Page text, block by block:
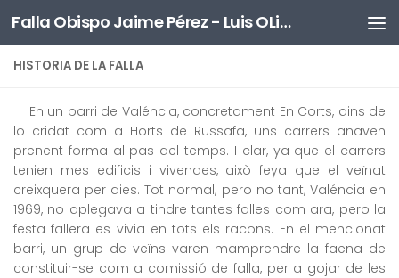
Saltar al contenido Falla Obispo Jaime Pérez - Luis OLiag
HISTORIA DE LA FALLA
En un barri de Valéncia, concretament En Corts, dins de
lo cridat com a Horts de Russafa, uns carrers anaven
prenent forma al pas del temps. I clar, ya que el carrers
tenien mes edificis i vivendes, això feya que el veïnat
creixquera per dies. Tot normal, pero no tant, Valéncia en
1969, no aplegava a tindre tantes falles com ara, pero la
festa fallera es vivia en tots els racons. En el mencionat
barri, un grup de veïns varen mamprendre la faena de
constituir-se com a comissió de falla, per a gojar de les